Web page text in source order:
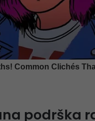
podrška